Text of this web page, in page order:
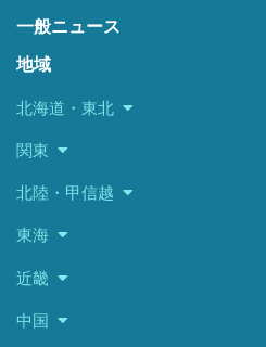
一般ニュース
地域
北海道・東北
関東
北陸・甲信越
東海
近畿
中国